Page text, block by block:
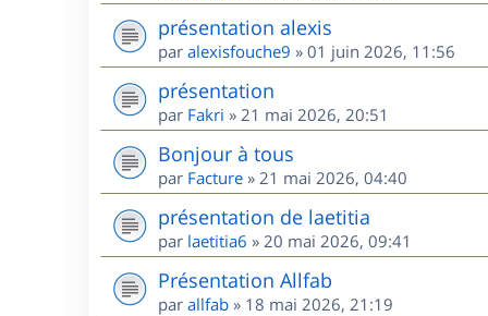
présentation alexis
par alexisfouche9 » 01 juin 2026, 11:56
présentation
par Fakri » 21 mai 2026, 20:51
Bonjour à tous
par Facture » 21 mai 2026, 04:40
présentation de laetitia
par laetitia6 » 20 mai 2026, 09:41
Présentation Allfab
par allfab » 18 mai 2026, 21:19